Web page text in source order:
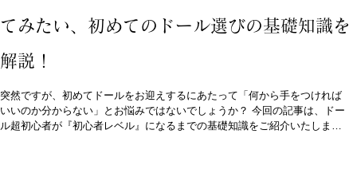
てみたい、初めてのドール選びの基礎知識を
解説！
突然ですが、初めてドールをお迎えするにあたって「何から手をつければ
いいのか分からない」とお悩みではないでしょうか？ 今回の記事は、ドー
ル超初心者が『初心者レベル』になるまでの基礎知識をご紹介いたしま